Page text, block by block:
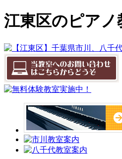
江東区のピアノ